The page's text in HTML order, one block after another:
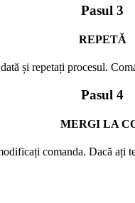
Pasul 3
REPETĂ
și repetați procesul.
Pasul 4
MERGI LA
comanda. Dacă